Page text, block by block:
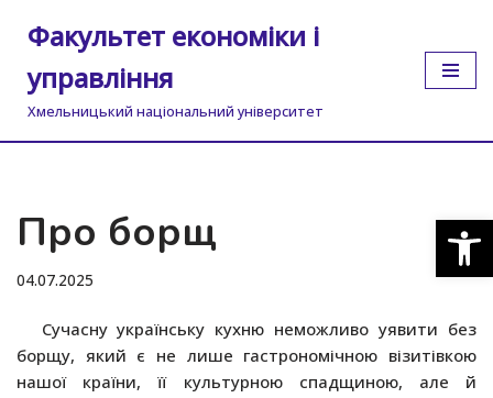
Перейти
до
вмісту
Факультет економіки і
управління
Хмельницький національний університет
Про борщ
04.07.2025
Сучасну українську кухню неможливо уявити без
борщу, який є не лише гастрономічною візитівкою
нашої країни, її культурною спадщиною, але й